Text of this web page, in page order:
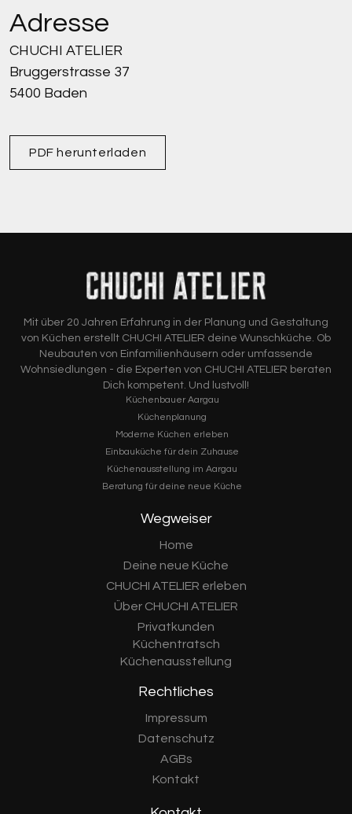
Adresse
CHUCHI ATELIER
Bruggerstrasse 37
5400 Baden
PDF herunterladen
Mit über 20 Jahren Erfahrung in der Planung und Gestaltung
von Küchen erstellt CHUCHI ATELIER deine Wunschküche. Ob
Neubauten von Einfamilienhäusern oder umfassende
Wohnsiedlungen - die Experten von CHUCHI ATELIER beraten
Dich kompetent. Und lustvoll!
Küchenbauer Aargau
Küchenplanung
Moderne Küchen erleben
Einbauküche für dein Zuhause
Küchenausstellung im Aargau
Beratung für deine neue Küche
Wegweiser
Home
Deine neue Küche
CHUCHI ATELIER erleben
Über CHUCHI ATELIER
Privatkunden
Küchentratsch
Küchenausstellung
Rechtliches
Impressum
Datenschutz
AGBs
Kontakt